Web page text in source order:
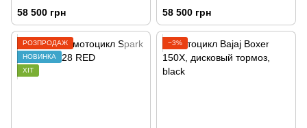
58 500 грн 58 500 грн
РОЗПРОДАЖ
НОВИНКА
ХІТ
−3%